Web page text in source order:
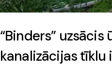
“Binders” uzsācis
kanalizācijas tīklu